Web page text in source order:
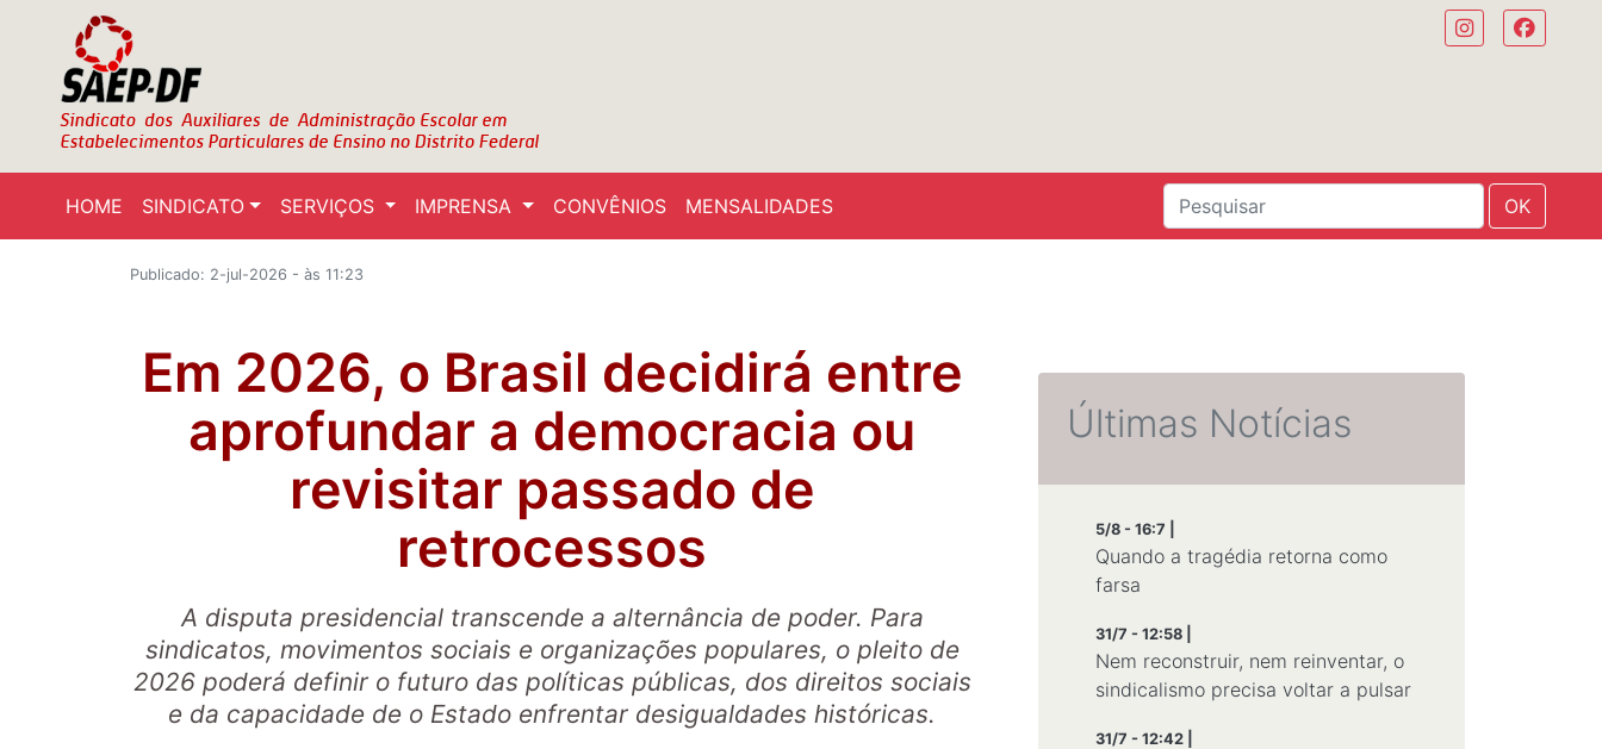
HOME SINDICATO SERVIÇOS IMPRENSA CONVÊNIOS MENSALIDADES OK
Publicado: 2-jul-2026 - às 11:23
Em 2026, o Brasil decidirá entre
aprofundar a democracia ou
revisitar passado de
retrocessos
A disputa presidencial transcende a alternância de poder. Para
sindicatos, movimentos sociais e organizações populares, o pleito de
2026 poderá definir o futuro das políticas públicas, dos direitos sociais
e da capacidade de o Estado enfrentar desigualdades históricas.
Últimas Notícias
5/8 - 16:7 |
Quando a tragédia retorna como
farsa
31/7 - 12:58 |
Nem reconstruir, nem reinventar, o
sindicalismo precisa voltar a pulsar
31/7 - 12:42 |